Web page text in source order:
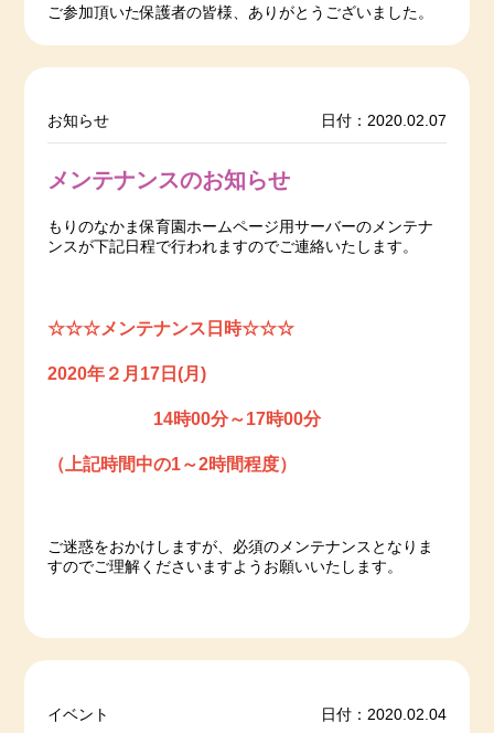
ご参加頂いた保護者の皆様、ありがとうございました。
お知らせ 日付：2020.02.07
メンテナンスのお知らせ
もりのなかま保育園ホームページ用サーバーのメンテナ
ンスが下記日程で行われますのでご連絡いたします。
☆☆☆メンテナンス日時☆☆☆
2020年２月17日(月)
14時00分～17時00分
（上記時間中の1～2時間程度）
ご迷惑をおかけしますが、必須のメンテナンスとなりま
すのでご理解くださいますようお願いいたします。
イベント 日付：2020.02.04